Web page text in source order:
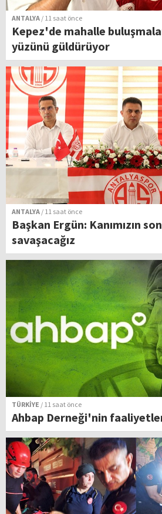
ANTALYA / 11 saat önce
Kepez'de mahalle
yüzünü güldürüyor
ANTALYA / 11 saat önce
Başkan Ergün: Kanımızın
savaşacağız
TÜRKİYE / 11 saat önce
Ahbap Derneği'nin